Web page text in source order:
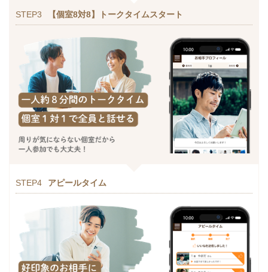
STEP3 【個室8対8】トークタイムスタート
STEP4 アピールタイム